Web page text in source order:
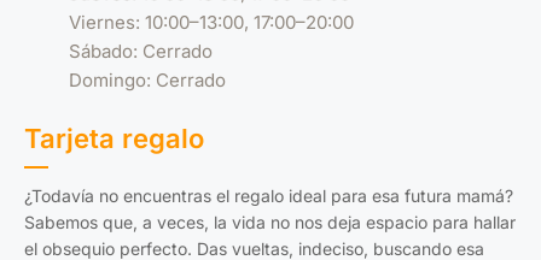
Viernes: 10:00–13:00, 17:00–20:00
Sábado: Cerrado
Domingo: Cerrado
Tarjeta regalo
¿Todavía no encuentras el regalo ideal para esa futura mamá?
Sabemos que, a veces, la vida no nos deja espacio para hallar
el obsequio perfecto. Das vueltas, indeciso, buscando esa